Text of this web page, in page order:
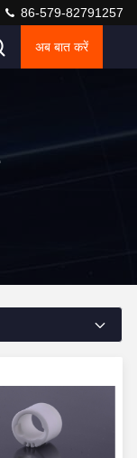
86-579-82791257
अब बात करें